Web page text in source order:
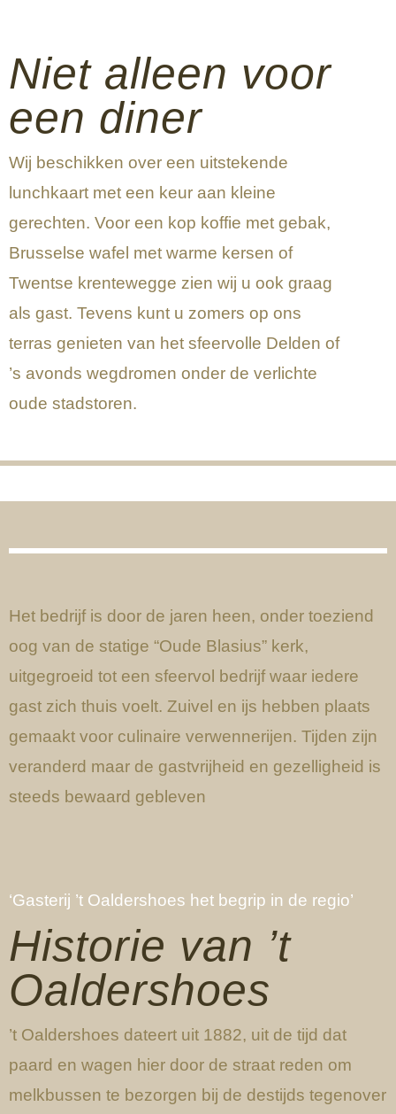
Niet alleen voor
een diner
Wij beschikken over een uitstekende
lunchkaart met een keur aan kleine
gerechten. Voor een kop koffie met gebak,
Brusselse wafel met warme kersen of
Twentse krentewegge zien wij u ook graag
als gast. Tevens kunt u zomers op ons
terras genieten van het sfeervolle Delden of
’s avonds wegdromen onder de verlichte
oude stadstoren.
Het bedrijf is door de jaren heen, onder toeziend
oog van de statige “Oude Blasius” kerk,
uitgegroeid tot een sfeervol bedrijf waar iedere
gast zich thuis voelt. Zuivel en ijs hebben plaats
gemaakt voor culinaire verwennerijen. Tijden zijn
veranderd maar de gastvrijheid en gezelligheid is
steeds bewaard gebleven
‘Gasterij ’t Oaldershoes het begrip in de regio’
Historie van ’t
Oaldershoes
’t Oaldershoes dateert uit 1882, uit de tijd dat
paard en wagen hier door de straat reden om
melkbussen te bezorgen bij de destijds tegenover